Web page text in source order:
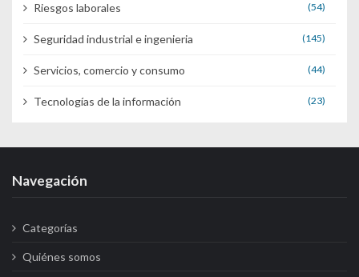
Riesgos laborales (54)
Seguridad industrial e ingenieria (145)
Servicios, comercio y consumo (44)
Tecnologías de la información (23)
Navegación
Categorías
Quiénes somos